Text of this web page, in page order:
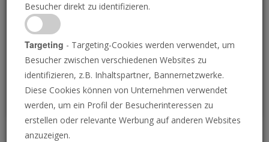
P
Besucher direkt zu identifizieren.
Targeting - Targeting-Cookies werden verwendet, um
Besucher zwischen verschiedenen Websites zu
identifizieren, z.B. Inhaltspartner, Bannernetzwerke.
Diese Cookies können von Unternehmen verwendet
werden, um ein Profil der Besucherinteressen zu
erstellen oder relevante Werbung auf anderen Websites
anzuzeigen.